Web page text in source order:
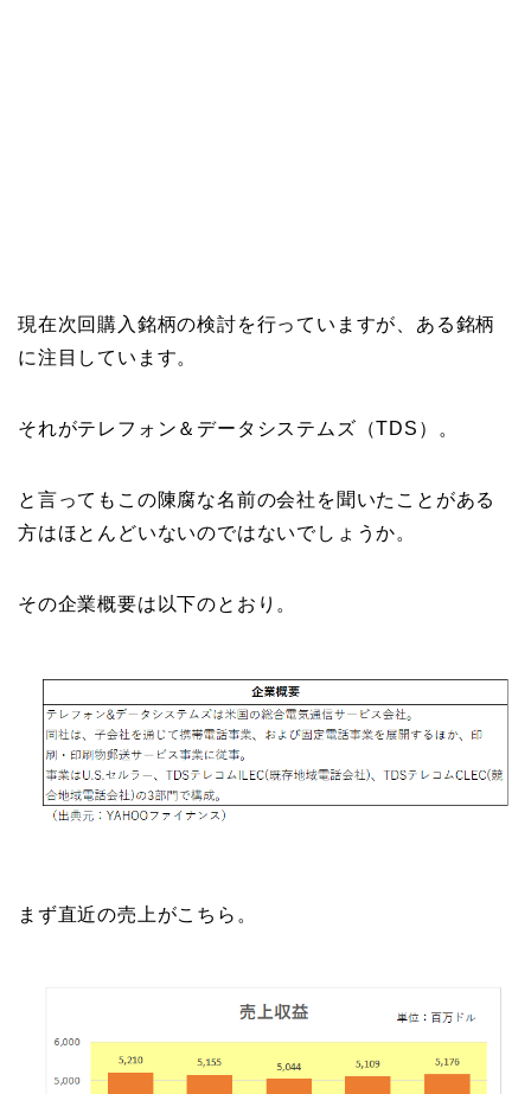
現在次回購入銘柄の検討を行っていますが、ある銘柄
に注目しています。
それがテレフォン＆データシステムズ（TDS）。
と言ってもこの陳腐な名前の会社を聞いたことがある
方はほとんどいないのではないでしょうか。
その企業概要は以下のとおり。
まず直近の売上がこちら。